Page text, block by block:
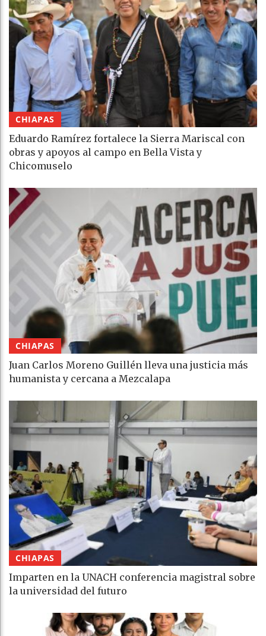
CHIAPAS
Eduardo Ramírez fortalece la Sierra Mariscal con
obras y apoyos al campo en Bella Vista y
Chicomuselo
CHIAPAS
Juan Carlos Moreno Guillén lleva una justicia más
humanista y cercana a Mezcalapa
CHIAPAS
Imparten en la UNACH conferencia magistral sobre
la universidad del futuro